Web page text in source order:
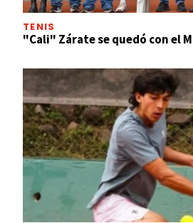
TENIS
"Cali" Zárate se quedó con el